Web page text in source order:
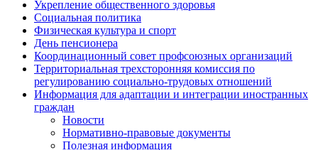
Укрепление общественного здоровья
Социальная политика
Физическая культура и спорт
День пенсионера
Координационный совет профсоюзных организаций
Территориальная трехсторонняя комиссия по
регулированию социально-трудовых отношений
Информация для адаптации и интеграции иностранных
граждан
Новости
Нормативно-правовые документы
Полезная информация